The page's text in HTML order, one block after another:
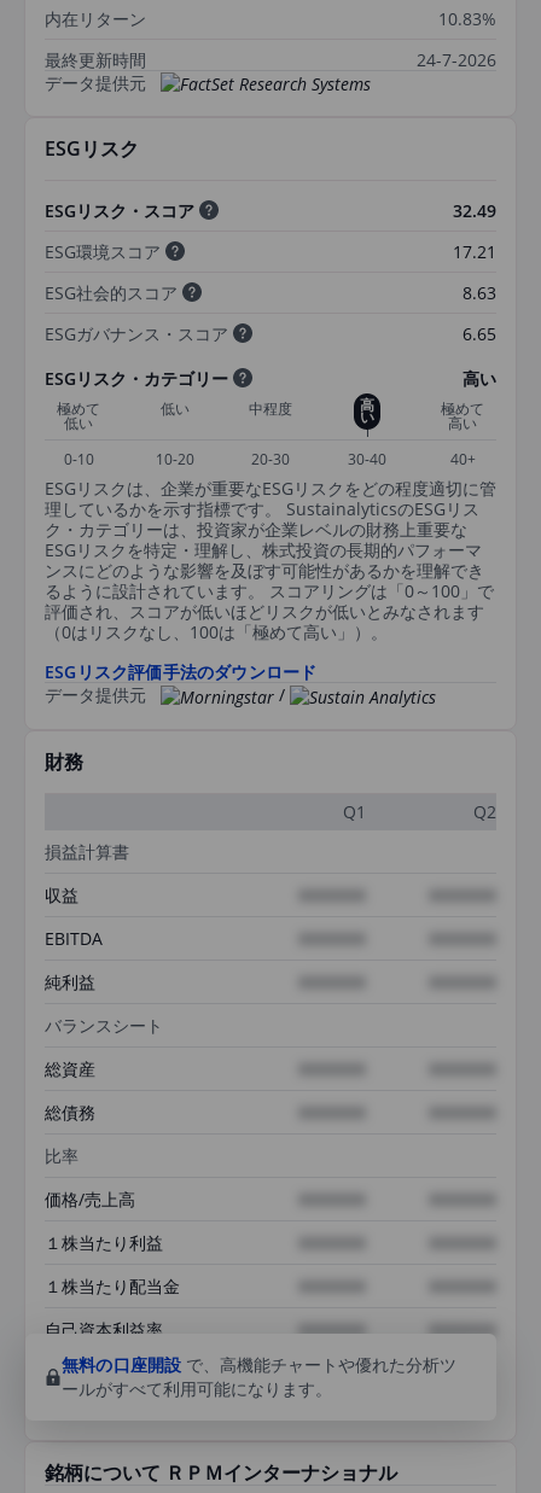
内在リターン
10.83%
最終更新時間
24-7-2026
データ提供元
ESGリスク
ESGリスク・スコア
32.49
ESG環境スコア
17.21
ESG社会的スコア
8.63
ESGガバナンス・スコア
6.65
ESGリスク・カテゴリー
高い
極めて
低い
低い 中程度 高
い 極めて
高い
0-10
10-20 20-30 30-40 40+
ESGリスクは、企業が重要なESGリスクをどの程度適切に管
理しているかを示す指標です。 SustainalyticsのESGリス
ク・カテゴリーは、投資家が企業レベルの財務上重要な
ESGリスクを特定・理解し、株式投資の長期的パフォーマ
ンスにどのような影響を及ぼす可能性があるかを理解でき
るように設計されています。 スコアリングは「0～100」で
評価され、スコアが低いほどリスクが低いとみなされます
（0はリスクなし、100は「極めて高い」）。
ESGリスク評価手法のダウンロード
データ提供元
/
財務
Q1
Q2
損益計算書
収益
EBITDA
純利益
バランスシート
総資産
総債務
比率
価格/売上高
１株当たり利益
１株当たり配当金
自己資本利益率
XXXXXXX
XXXXXXX
無料の口座開設 で、高機能チャートや優れた分析ツ
ールがすべて利用可能になります。
銘柄について ＲＰＭインターナショナル